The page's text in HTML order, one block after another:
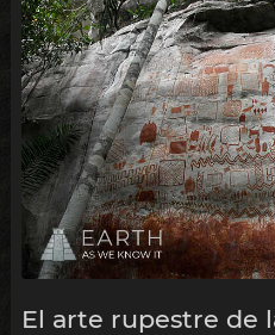
El arte rupestre de